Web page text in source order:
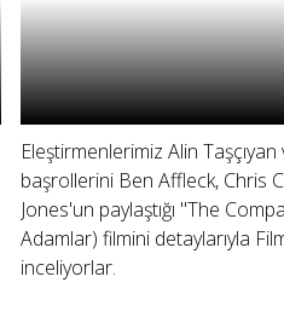
Eleştirmenlerimiz Alin
başrollerini Ben Affleck, Chris
Jones'un paylaştığı "The
Adamlar) filmini detaylarıyla
inceliyorlar.